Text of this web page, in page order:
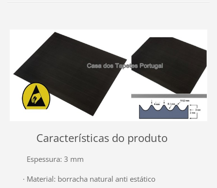
Características do produto
Espessura: 3 mm
· Material: borracha natural anti estático